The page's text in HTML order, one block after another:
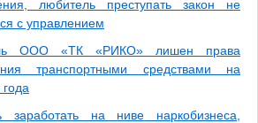
любитель преступать закон не
с управлением
ООО «ТК «РИКО» лишен права
транспортными средствами на
заработать на ниве наркобизнеса,